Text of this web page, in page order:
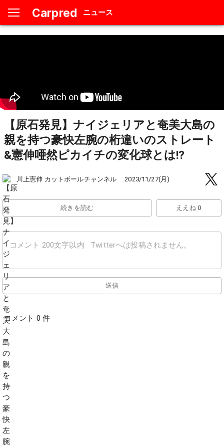
Carpred ニュース
【原石発見】ナイジェリアと奄美大島の
親を持つ豪快左腕の桁違いのストレート
&憲伸唖然ピカイチの変化球とは!?
川上憲伸 カットボールチャンネル 2023/11/27(月)
続きを読む ええね 0
送信
コメント 0 件